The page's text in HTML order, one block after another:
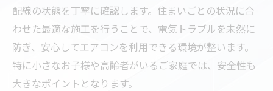
配線の状態を丁寧に確認します。住まいごとの状況に合
わせた最適な施工を行うことで、電気トラブルを未然に
防ぎ、安心してエアコンを利用できる環境が整います。
特に小さなお子様や高齢者がいるご家庭では、安全性も
大きなポイントとなります。